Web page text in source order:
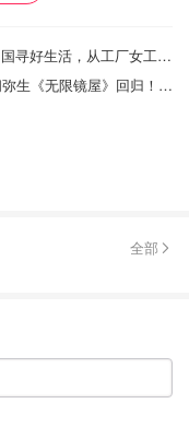
等，取决于所购家
和更多的装饰品会
华人移民妈妈励志经历：30岁毅然出国寻好生活，从工厂女工奋斗到会计所合伙人的故事！
安省美术馆（AGO）参观攻略 - 草间弥生《无限镜屋》回归！门票/免费活动/特色展盘点！
全部